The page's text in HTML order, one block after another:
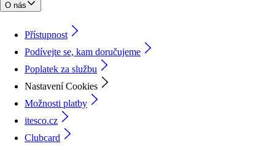
O nás
Přístupnost
Podívejte se, kam doručujeme
Poplatek za službu
Nastavení Cookies
Možnosti platby
itesco.cz
Clubcard